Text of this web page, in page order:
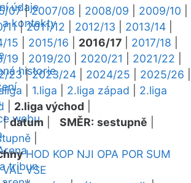
údaje
a kontakty
historie
webu
tribun
07|2007/08 2008/09 2009/10
11|2011/12 2012/13 2013/14
15
2015/16 2016/17 2017/18
19
2019/20 2020/21 2021/22
23|2023/24 2024/25 2025/26
1.liga 2.liga západ
2.liga
2.liga východ
|datum SMĚR: sestupně
HOD KOP NJI OPA POR SUM
VAL VSE